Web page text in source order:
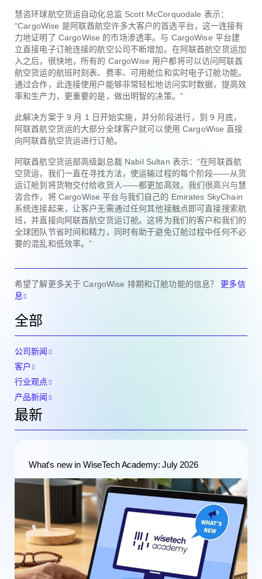
慧咨环球航空货运自动化总监 Scott McCorquodale 表示：
“CargoWise 是阿联酋航空许多大客户的首选平台，这一连接有
力地证明了 CargoWise 的市场渗透率。与 CargoWise 平台建
立直接电子订舱连接的航空公司不断增加。在阿联酋航空货运加
入之后，很快地，所有的 CargoWise 用户都将可以访问阿联酋
航空货运的航班时刻表、费率、可用舱位和实时电子订舱功能。
通过合作，此连接使用户能够非常轻松地访问实时数据，提高效
率和生产力，更重要的是，做出明智的决策。”
此解决方案于 9 月 1 日开始实施，并分阶段进行，到 9 月底，
阿联酋航空货运的大部分全球客户就可以使用 CargoWise 直接
向阿联酋航空货运进行订舱。
阿联酋航空货运部高级副总裁 Nabil Sultan 表示：“在阿联酋航
空货运，我们一直在寻找方法，使运输过程的每个阶段——从货
运订舱到将货物交付给收货人——都更加高效。我们很高兴与慧
咨合作，将 CargoWise 平台与我们自己的 Emirates SkyChain
系统连接起来，让客户无需通过任何其他接触点即可直接搜索航
班，并直接向阿联酋航空货运订舱。这将为我们的客户和我们的
全球团队节省时间和精力，同时有助于避免订舱过程中任何不必
要的混乱和低效率。”
希望了解更多关于 CargoWise 排期和订舱功能的信息？ 更多信
息
全部
公司新闻
客户
行业观点
产品新闻
最新
What's new in WiseTech Academy: July 2026